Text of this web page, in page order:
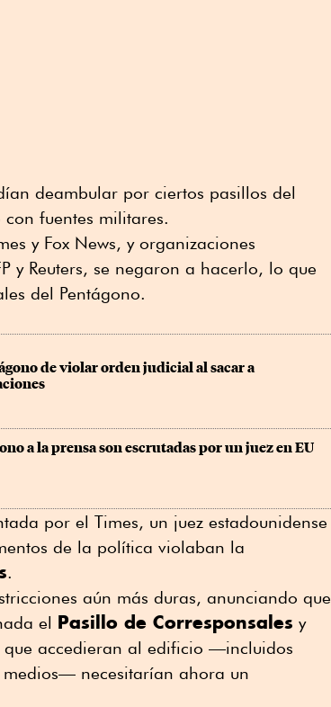
deambular por ciertos pasillos del
fuentes militares.
y Fox News, y organizaciones
y Reuters, se negaron a hacerlo, lo que
del Pentágono.
de violar orden judicial al sacar a
a la prensa son escrutadas por un juez en EU
por el Times, un juez estadounidense
de la política violaban la
.
aún más duras, anunciando que
el Pasillo de Corresponsales y
accedieran al edificio —incluidos
necesitarían ahora un